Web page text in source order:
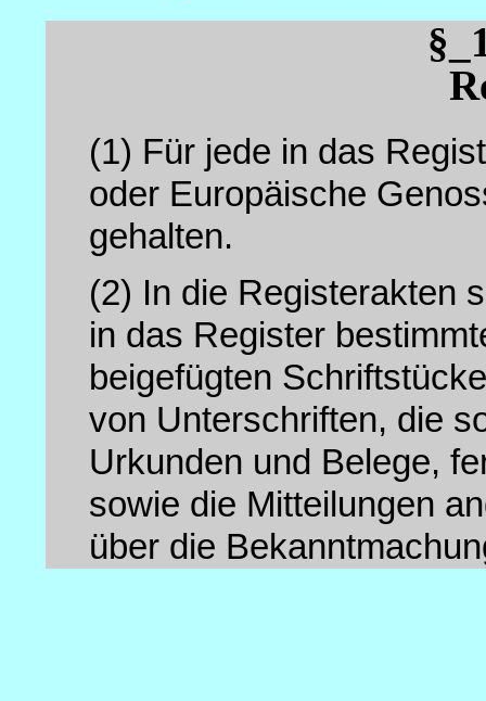
(1) Für jede in das
oder Europäische
gehalten.
(2) In die Registerakten
in das Register
beigefügten
von Unterschriften, die
Urkunden und Belege,
sowie die Mitteilungen
über die